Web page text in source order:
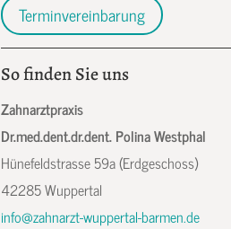
Terminvereinbarung
So finden Sie uns
Zahnarztpraxis
Dr.med.dent.dr.dent. Polina Westphal
Hünefeldstrasse 59a (Erdgeschoss)
42285 Wuppertal
info@zahnarzt-wuppertal-barmen.de